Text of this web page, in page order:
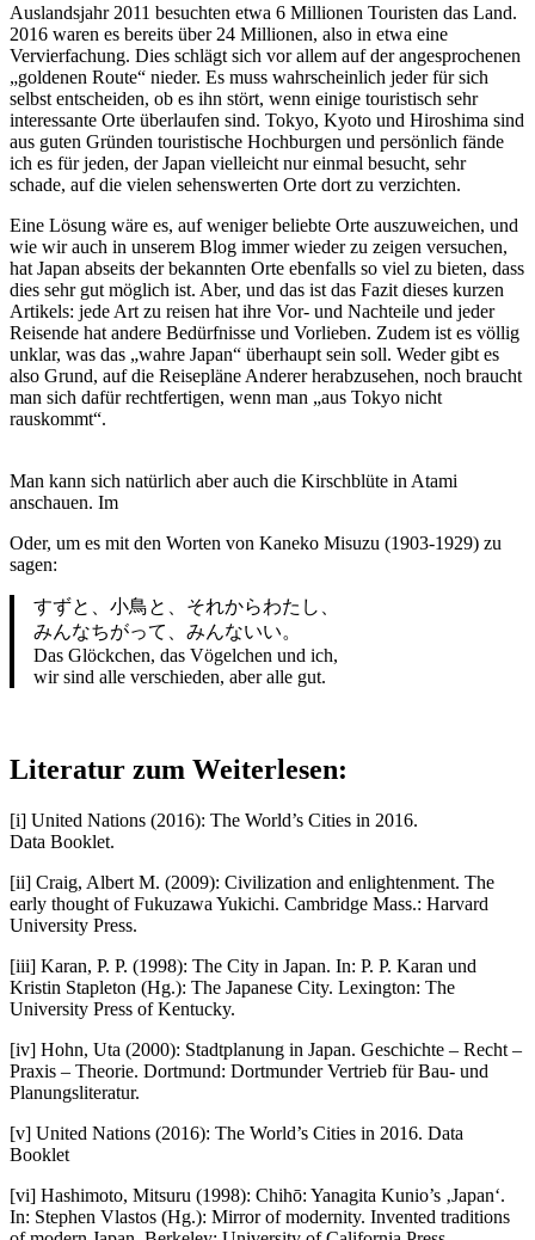
Auslandsjahr 2011 besuchten etwa 6 Millionen Touristen das Land.
2016 waren es bereits über 24 Millionen, also in etwa eine
Vervierfachung. Dies schlägt sich vor allem auf der angesprochenen
„goldenen Route“ nieder. Es muss wahrscheinlich jeder für sich
selbst entscheiden, ob es ihn stört, wenn einige touristisch sehr
interessante Orte überlaufen sind. Tokyo, Kyoto und Hiroshima sind
aus guten Gründen touristische Hochburgen und persönlich fände
ich es für jeden, der Japan vielleicht nur einmal besucht, sehr
schade, auf die vielen sehenswerten Orte dort zu verzichten.
Eine Lösung wäre es, auf weniger beliebte Orte auszuweichen, und
wie wir auch in unserem Blog immer wieder zu zeigen versuchen,
hat Japan abseits der bekannten Orte ebenfalls so viel zu bieten, dass
dies sehr gut möglich ist. Aber, und das ist das Fazit dieses kurzen
Artikels: jede Art zu reisen hat ihre Vor- und Nachteile und jeder
Reisende hat andere Bedürfnisse und Vorlieben. Zudem ist es völlig
unklar, was das „wahre Japan“ überhaupt sein soll. Weder gibt es
also Grund, auf die Reisepläne Anderer herabzusehen, noch braucht
man sich dafür rechtfertigen, wenn man „aus Tokyo nicht
rauskommt“.
Man kann sich natürlich aber auch die Kirschblüte in Atami
anschauen. Im
Oder, um es mit den Worten von Kaneko Misuzu (1903-1929) zu
sagen:
すずと、小鳥と、それからわたし、
みんなちがって、みんないい。
Das Glöckchen, das Vögelchen und ich,
wir sind alle verschieden, aber alle gut.
Literatur zum Weiterlesen:
[i] United Nations (2016): The World’s Cities in 2016.
Data Booklet.
[ii] Craig, Albert M. (2009): Civilization and enlightenment. The
early thought of Fukuzawa Yukichi. Cambridge Mass.: Harvard
University Press.
[iii] Karan, P. P. (1998): The City in Japan. In: P. P. Karan und
Kristin Stapleton (Hg.): The Japanese City. Lexington: The
University Press of Kentucky.
[iv] Hohn, Uta (2000): Stadtplanung in Japan. Geschichte – Recht –
Praxis – Theorie. Dortmund: Dortmunder Vertrieb für Bau- und
Planungsliteratur.
[v] United Nations (2016): The World’s Cities in 2016. Data
Booklet
[vi] Hashimoto, Mitsuru (1998): Chihō: Yanagita Kunio’s ‚Japan‘.
In: Stephen Vlastos (Hg.): Mirror of modernity. Invented traditions